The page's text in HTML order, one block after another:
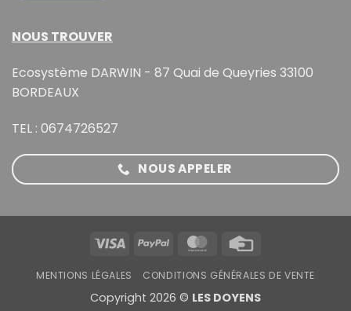
NOUS TROUVER
Ecosystème DARWIN - 87 Quai de Queyries 33100
BORDEAUX
TEL : 0674726527
NOUS APPELER
Visa PayPal MasterCard
MENTIONS LÉGALES CONDITIONS GÉNÉRALES DE VENTE
Copyright 2026 © LES DOYENS